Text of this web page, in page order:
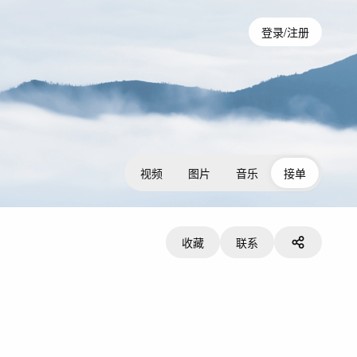
登录/注册
视频 图片 音乐 接单
收藏 联系